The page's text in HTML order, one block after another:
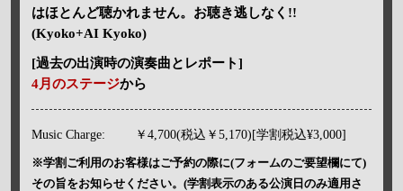
はほとんど聴かれません。お聴き逃しなく!!
(Kyoko+AI Kyoko)
[過去の出演時の演奏曲とレポート]
4月のステージから
Music Charge: ￥4,700(税込￥5,170)[学割税込¥3,000]
※学割ご利用のお客様はご予約の際に(フォームのご要望欄にて)
その旨をお知らせください。(学割表示のある公演日のみ適用さ